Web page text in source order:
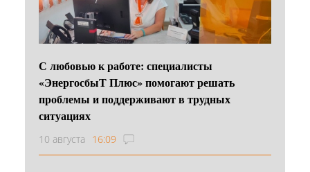
С любовью к работе: специалисты
«ЭнергосбыТ Плюс» помогают решать
проблемы и поддерживают в трудных
ситуациях
10 августа 16:09